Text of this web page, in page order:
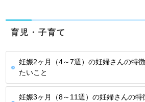
育児・子育て
妊娠2ヶ月（4～7週）の妊婦さんの特
たいこと
妊娠3ヶ月（8～11週）の妊婦さんの特